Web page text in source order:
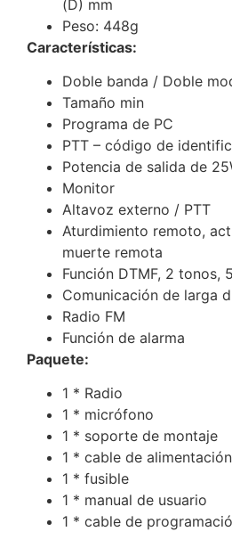
(D) mm
Peso: 448g
Características:
Doble banda / Doble
Tamaño min
Programa de PC
PTT – código de
Potencia de salida de
Monitor
Altavoz externo / PTT
Aturdimiento remoto,
muerte remota
Función DTMF, 2 tonos,
Comunicación de larga
Radio FM
Función de alarma
Paquete:
1 * Radio
1 * micrófono
1 * soporte de montaje
1 * cable de alimentación
1 * fusible
1 * manual de usuario
1 * cable de